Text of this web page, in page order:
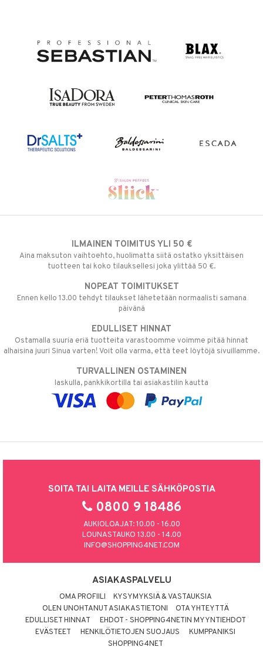
ILMAINEN TOIMITUS YLI 50 €
Aina maksuton vaihtoehto, huolimatta siitä ostatko yksittäisen
tuotteen tai koko tilauksellesi joka ylittää 50 €.
NOPEAT TOIMITUKSET
Ennen kello 13.00 tehdyt tilaukset lähetetään normaalisti samana
päivänä
EDULLISET HINNAT
Ostamalla suuria eriä tuotteita varastoomme voimme pitää hinnat
alhaisina juuri Sinua varten! Voit olla varma, että teet löytöjä sivuillamme.
TURVALLINEN OSTAMINEN
laskulla, pankkikortilla tai asiakastilin kautta
SOITA TAI LAITA MEILLE SÄHKÖPOSTIA
0800 9 18486
AUKIOLOAJAT: 10.00 - 16.00
LOUNASTAUKO 13.00 - 14.00
INFO@SHOPPING4NET.COM
ASIAKASPALVELU
OMA PROFIILI
KYSYMYKSIÄ & VASTAUKSIA
OLEN UNOHTANUT ASIAKASTIETONI
OTA YHTEYTTÄ
EDULLISET HINNAT
EHDOT - SHOPPING4NETIN MYYNTIEHDOT
EVÄSTEET
HENKILÖTIETOJEN SUOJAUS
KUMPPANIKSI
SHOPPING4NET